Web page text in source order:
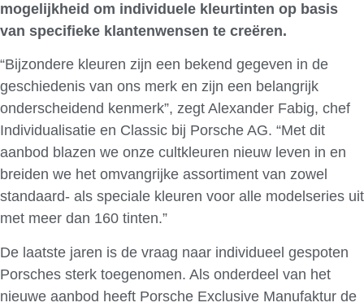
mogelijkheid om individuele kleurtinten op basis
van specifieke klantenwensen te creëren.
“Bijzondere kleuren zijn een bekend gegeven in de
geschiedenis van ons merk en zijn een belangrijk
onderscheidend kenmerk”, zegt Alexander Fabig, chef
Individualisatie en Classic bij Porsche AG. “Met dit
aanbod blazen we onze cultkleuren nieuw leven in en
breiden we het omvangrijke assortiment van zowel
standaard- als speciale kleuren voor alle modelseries uit
met meer dan 160 tinten.”
De laatste jaren is de vraag naar individueel gespoten
Porsches sterk toegenomen. Als onderdeel van het
nieuwe aanbod heeft Porsche Exclusive Manufaktur de